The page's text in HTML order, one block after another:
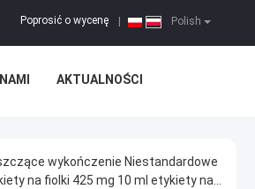
Polish
Poprosić o wycenę
AKTUALNOŚCI
wykończenie Niestandardowe
na fiolki 425 mg 10 ml etykiety na